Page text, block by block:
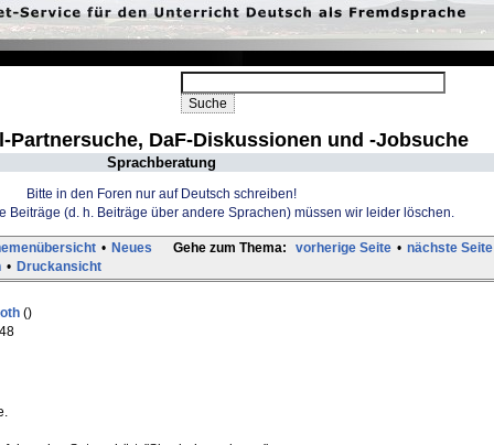
Partnersuche, DaF-Diskussionen und -Jobsuche
Sprachberatung
Bitte in den Foren nur auf Deutsch schreiben!
Beiträge (d. h. Beiträge über andere Sprachen) müssen wir leider löschen.
Gehe zum Thema: vorherige Seite • nächste Seite
• Neues
• Druckansicht
()